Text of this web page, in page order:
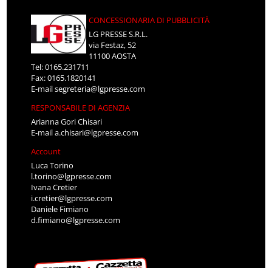
CONCESSIONARIA DI PUBBLICITÀ
LG PRESSE S.R.L.
via Festaz, 52
11100 AOSTA
Tel: 0165.231711
Fax: 0165.1820141
E-mailsegreteria@lgpresse.com
RESPONSABILE DI AGENZIA
Arianna Gori Chisari
E-maila.chisari@lgpresse.com
Account
Luca Torino
l.torino@lgpresse.com
Ivana Cretier
i.cretier@lgpresse.com
Daniele Fimiano
d.fimiano@lgpresse.com